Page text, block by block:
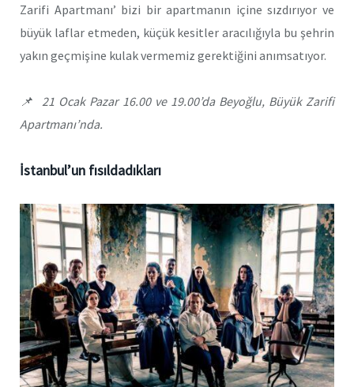
Zarifi Apartmanı’ bizi bir apartmanın içine sızdırıyor ve
büyük laflar etmeden, küçük kesitler aracılığıyla bu şehrin
yakın geçmişine kulak vermemiz gerektiğini anımsatıyor.
📌 21 Ocak Pazar 16.00 ve 19.00’da Beyoğlu, Büyük Zarifi
Apartmanı’nda.
İstanbul’un fısıldadıkları